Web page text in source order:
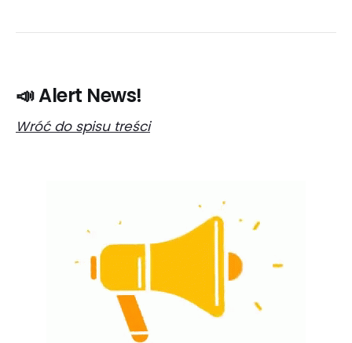
📣 Alert News!
Wróć do spisu treści